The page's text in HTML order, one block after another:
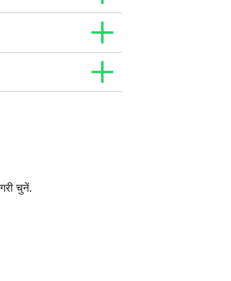
शामिल हो सकता है.
देना या पेमेंट सबमिट करना.
की ओर से उनके लिए
के लिए बहुत ज़रूरी मैसेज (जैसे
करके यूज़र की पहचान को
पर सफलतापूर्वक
लिए कोई शुल्क नहीं लिया
चुनें.